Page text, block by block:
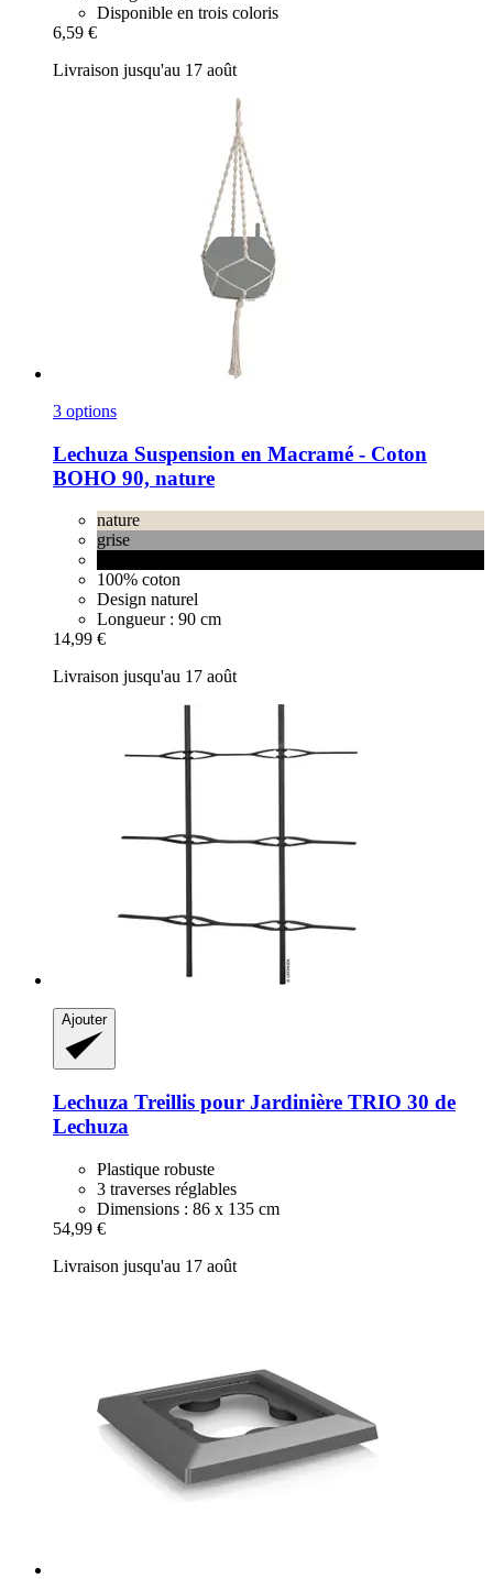
Disponible en trois coloris
6,59 €
Livraison jusqu'au 17 août
3 options
Lechuza Suspension en Macramé -​ Coton
BOHO 90, nature
nature
grise
100% coton
Design naturel
Longueur : 90 cm
14,99 €
Livraison jusqu'au 17 août
Ajouter
Lechuza Treillis pour Jardinière TRIO 30 de
Lechuza
Plastique robuste
3 traverses réglables
Dimensions : 86 x 135 cm
54,99 €
Livraison jusqu'au 17 août